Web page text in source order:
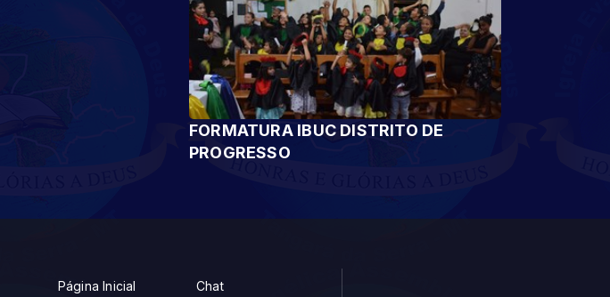
FORMATURA IBUC DISTRITO DE
PROGRESSO
Página Inicial Chat